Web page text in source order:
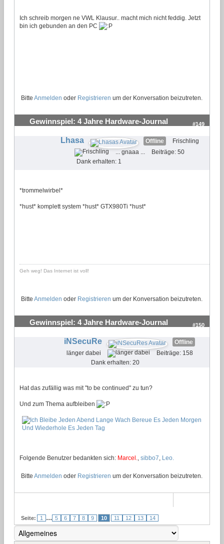
Ich schreib morgen ne VWL Klausur.. macht mich nicht feddig. Jetzt
bin ich gebunden an den PC
Bitte Anmelden oder Registrieren um der Konversation beizutreten.
Gewinnspiel: 4 Jahre Hardware-Journal #149
Lhasa Offline
Frischling
... gnaaa ...
Beiträge: 50
Dank erhalten: 1
*trommelwirbel*
*hust* komplett system *hust* GTX980Ti *hust*
Geh weg! Das Internet ist voll!
Bitte Anmelden oder Registrieren um der Konversation beizutreten.
Gewinnspiel: 4 Jahre Hardware-Journal #150
iNSecuRe
Offline
länger dabei
Beiträge: 158
Dank erhalten: 20
Hat das zufällig was mit "to be continued" zu tun?
Und zum Thema aufbleiben
Folgende Benutzer bedankten sich: Marcel. sibbo7 Leo.
Bitte Anmelden oder Registrieren um der Konversation beizutreten.
Seite: 1 ... 5 6 7 8 9 10 11 12 13 14